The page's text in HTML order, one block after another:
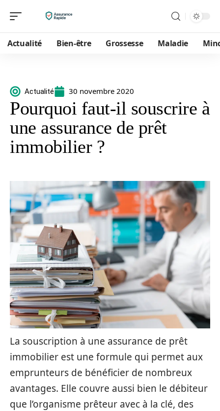
Actualité Bien-être Grossesse Maladie
Actualité 30 novembre 2020
Pourquoi faut-il souscrire à
une assurance de prêt
immobilier ?
La souscription à une assurance de prêt
immobilier est une formule qui permet aux
emprunteurs de bénéficier de nombreux
avantages. Elle couvre aussi bien le débiteur
que l’organisme prêteur avec à la clé, des